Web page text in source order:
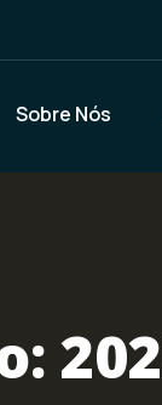
Sobre Nós